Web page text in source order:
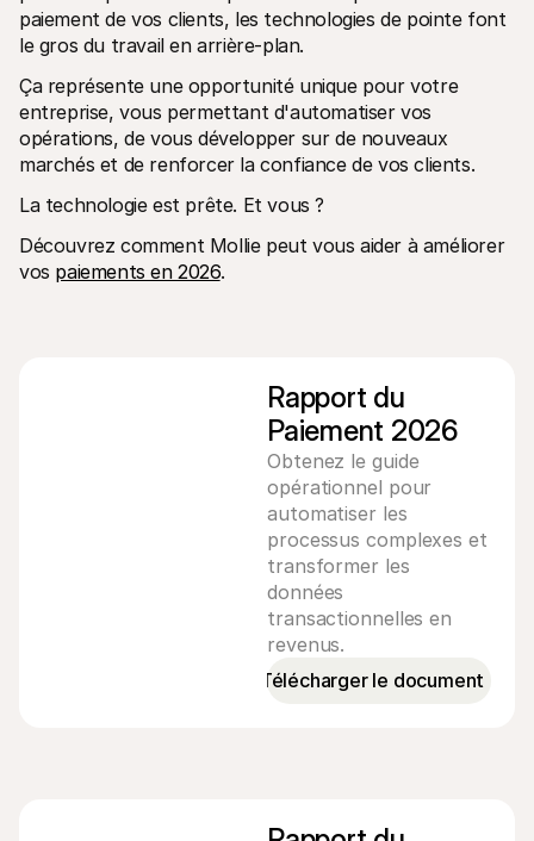
paiement de vos clients, les technologies de pointe font
le gros du travail en arrière-plan.
Ça représente une opportunité unique pour votre
entreprise, vous permettant d'automatiser vos
opérations, de vous développer sur de nouveaux
marchés et de renforcer la confiance de vos clients.
La technologie est prête. Et vous ?
Découvrez comment Mollie peut vous aider à améliorer
vos paiements en 2026.
Rapport du
Paiement 2026
Obtenez le guide
opérationnel pour
automatiser les
processus complexes et
transformer les
données
transactionnelles en
revenus.
Télécharger le document